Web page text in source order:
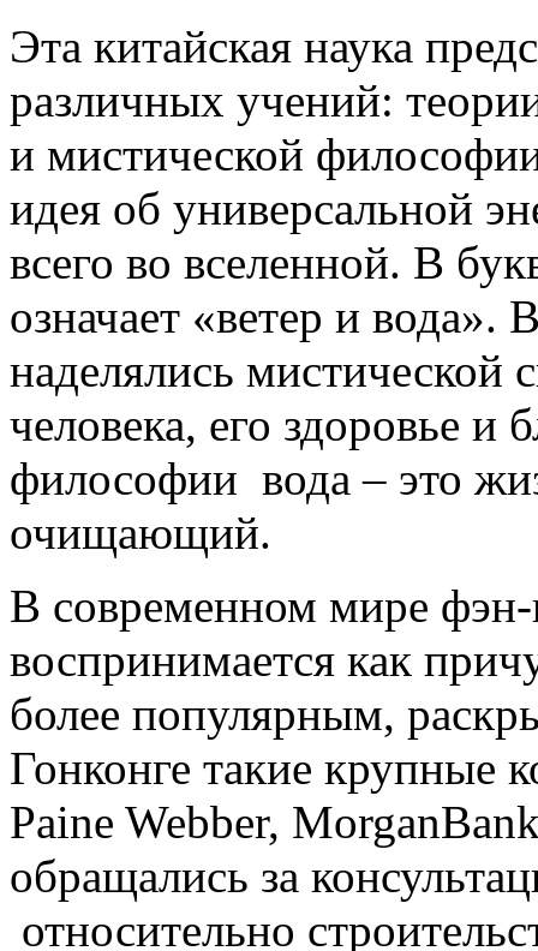
Эта китайская наука
различных учений:
и мистической
идея об универсальной
всего во вселенной. В
означает «ветер и
наделялись
человека, его здоровье и
философии вода – это
очищающий.
В современном мире
воспринимается как
более популярным,
Гонконге такие крупные
Paine Webber,
обращались за
относительно